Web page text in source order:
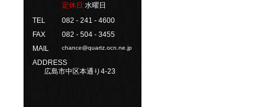
定休日 水曜日
TEL
082 - 241 - 4600
FAX
082 - 504 - 3455
MAIL
chance@quartz.ocn.ne.jp
ADDRESS
広島市中区本通り4-23